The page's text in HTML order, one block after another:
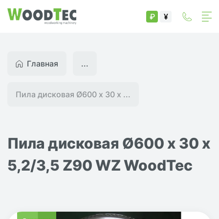
₽ ¥
Главная
Пила дисковая Ø600 х 30 х ...
...
Пила дисковая Ø600 х 30 х
5,2/3,5 Z90 WZ WoodTec